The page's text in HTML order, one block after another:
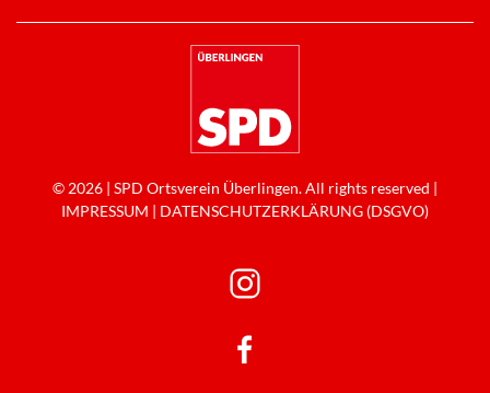
© 2026 | SPD Ortsverein Überlingen. All rights reserved |
IMPRESSUM | DATENSCHUTZERKLÄRUNG (DSGVO)